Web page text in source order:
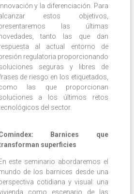
y la diferenciación. Para
estos objetivos,
las últimas
tanto las que dan
al actual entorno de
regulatoria proporcionando
seguras y libres de
de riesgo en los etiquetados,
las que proporcionan
a los últimos retos
del sector.
Barnices que
superficies
este seminario abordaremos el
de los barnices desde una
cotidiana y visual: una
como escenario de las